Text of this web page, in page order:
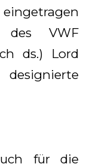
des VWF
ds.) Lord
designierte
für die